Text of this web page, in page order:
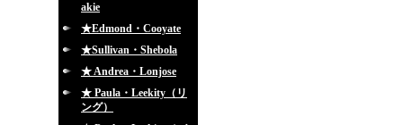
akie
★Edmond・Cooyate
★Sullivan・Shebola
★ Andrea・Lonjose
★ Paula・Leekity（リ
ング）